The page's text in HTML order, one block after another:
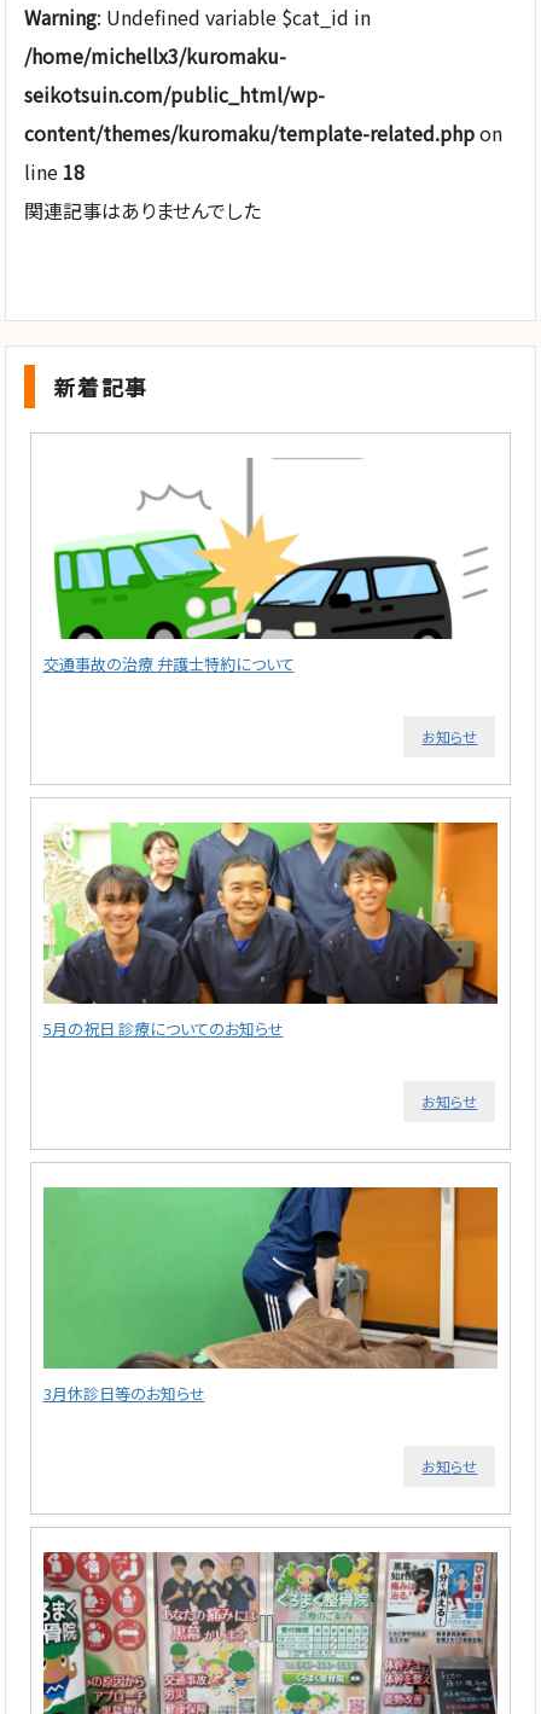
Warning: Undefined variable $cat_id in
/home/michellx3/kuromaku-
seikotsuin.com/public_html/wp-
content/themes/kuromaku/template-related.phpon
line 18
関連記事はありませんでした
新着記事
交通事故の治療 弁護士特約について
お知らせ
5月の祝日 診療についてのお知らせ
お知らせ
3月休診日等のお知らせ
お知らせ